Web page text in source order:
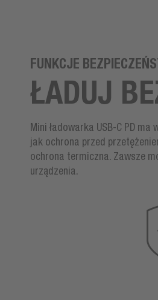
FUNKCJE
ŁADUJ
Mini ładowarka USB-C PD
jak ochrona przed
ochrona termiczna. Zawsze
urządzenia.